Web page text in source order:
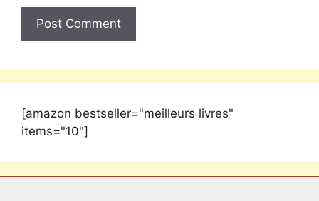
[amazon bestseller="meilleurs livres"
items="10"]